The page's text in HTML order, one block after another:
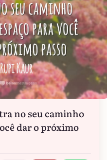
no seu caminho
dar o próximo